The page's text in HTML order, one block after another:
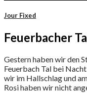
Jour Fixed
Feuerbacher
Gestern haben wir den
Feuerbach Tal bei
wir im Hallschlag und
Rosi haben wir nicht